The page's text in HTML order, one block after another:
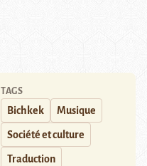
TAGS
Bichkek Musique
Société et culture
Traduction